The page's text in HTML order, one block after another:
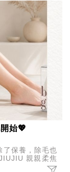
始💖
了保養，除毛也
親親柔焦